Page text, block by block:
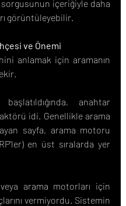
içeriğiyle daha
görüntüleyebilir.
ve Önemi
anlamak için aramanın
anahtar
idi. Genellikle arama
sayfa, arama motoru
en üst sıralarda yer
arama motorları için
vermiyordu. Sistemin